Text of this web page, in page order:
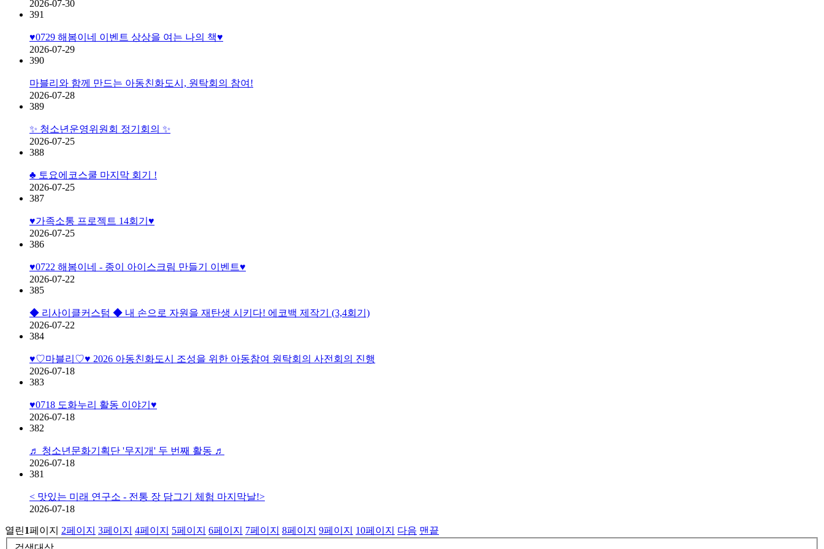
2026-07-30
391
♥0729 해봄이네 이벤트 상상을 여는 나의 책♥
2026-07-29
390
마블리와 함께 만드는 아동친화도시, 원탁회의 참여!
2026-07-28
389
✨ 청소년운영위원회 정기회의 ✨
2026-07-25
388
♣ 토요에코스쿨 마지막 회기 !
2026-07-25
387
♥가족소통 프로젝트 14회기♥
2026-07-25
386
♥0722 해봄이네 - 종이 아이스크림 만들기 이벤트♥
2026-07-22
385
◆ 리사이클커스텀 ◆ 내 손으로 자원을 재탄생 시키다! 에코백 제작기 (3,4회기)
2026-07-22
384
♥♡마블리♡♥ 2026 아동친화도시 조성을 위한 아동참여 원탁회의 사전회의 진행
2026-07-18
383
♥0718 도화누리 활동 이야기♥
2026-07-18
382
♬ 청소년문화기획단 '무지개' 두 번째 활동 ♬
2026-07-18
381
< 맛있는 미래 연구소 - 전통 장 담그기 체험 마지막날!>
2026-07-18
열린1페이지 2페이지 3페이지 4페이지 5페이지 6페이지 7페이지 8페이지 9페이지 10페이지 다음 맨끝